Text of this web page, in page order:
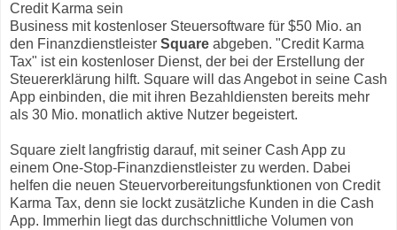
Credit Karma sein
Business mit kostenloser Steuersoftware für $50 Mio. an
den Finanzdienstleister Square abgeben. "Credit Karma
Tax" ist ein kostenloser Dienst, der bei der Erstellung der
Steuererklärung hilft. Square will das Angebot in seine Cash
App einbinden, die mit ihren Bezahldiensten bereits mehr
als 30 Mio. monatlich aktive Nutzer begeistert.
Square zielt langfristig darauf, mit seiner Cash App zu
einem One-Stop-Finanzdienstleister zu werden. Dabei
helfen die neuen Steuervorbereitungsfunktionen von Credit
Karma Tax, denn sie lockt zusätzliche Kunden in die Cash
App. Immerhin liegt das durchschnittliche Volumen von